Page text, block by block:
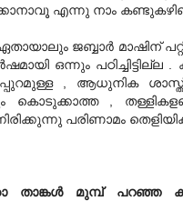
എന്നു നാം
ജബ്ബാര്‍ മാഷിന്
ഒന്നും പഠിച്ചിട്ടില്ല
, ആധുനിക
കൊടുക്കാത്ത ,
പരിണാമം
താങ്കള്‍ മുമ്പ് പറഞ്ഞ